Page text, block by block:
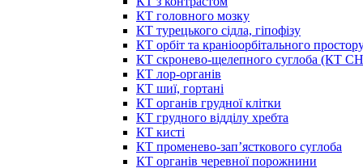
КТ головного мозку
КТ турецького сідла, гіпофізу
КТ орбіт та краніоорбітального
КТ скронево-щелепного суглоба (КТ
КТ лор-органів
КТ шиї, гортані
КТ органів грудної клітки
КТ грудного відділу хребта
КТ кисті
КТ променево-зап’ясткового суглоба
КТ органів черевної порожнини